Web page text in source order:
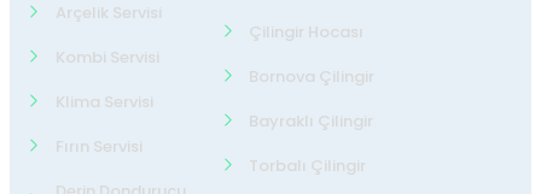
Arçelik Servisi
Kombi Servisi
Klima Servisi
Fırın Servisi
Çilingir Hocası
Bornova Çilingir
Bayraklı Çilingir
Torbalı Çilingir